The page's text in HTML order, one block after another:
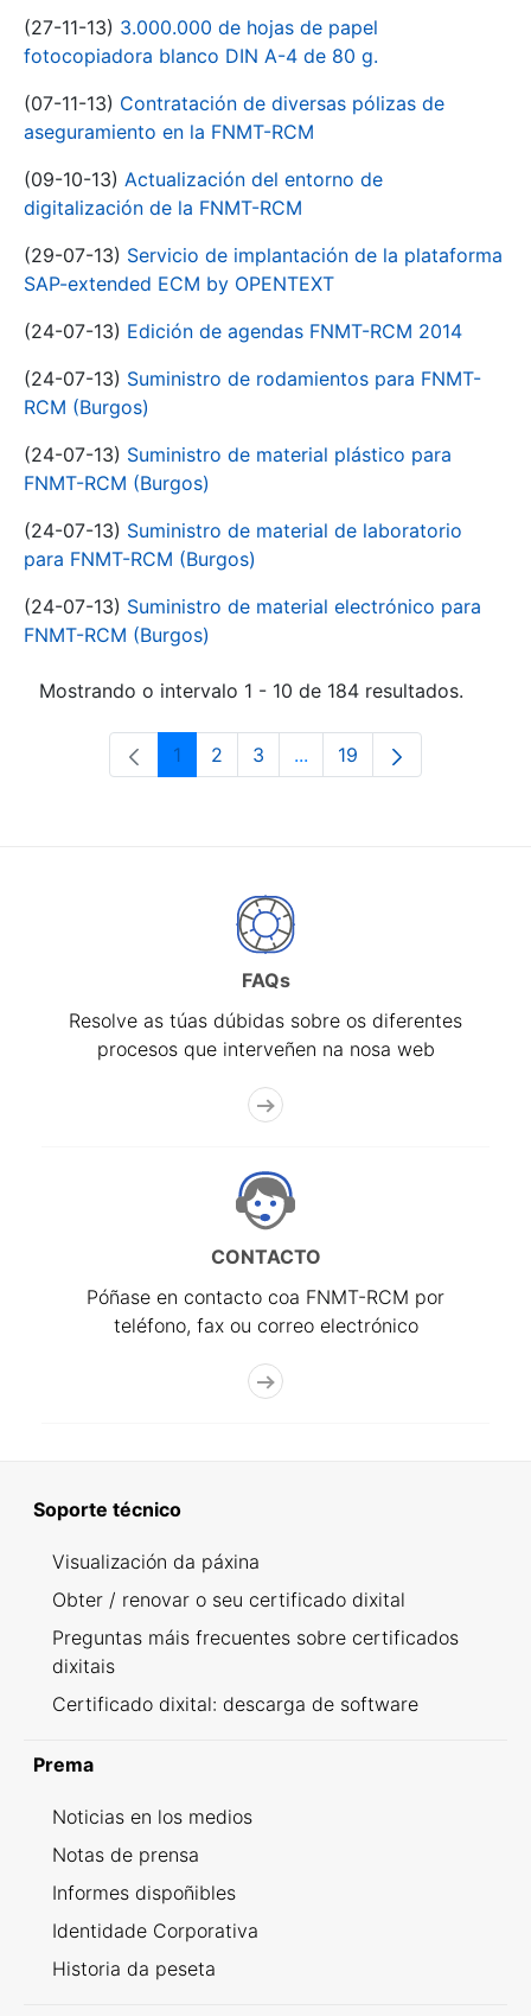
(27-11-13) 3.000.000 de hojas de papel
fotocopiadora blanco DIN A-4 de 80 g.
(07-11-13) Contratación de diversas pólizas de
aseguramiento en la FNMT-RCM
(09-10-13) Actualización del entorno de
digitalización de la FNMT-RCM
(29-07-13) Servicio de implantación de la plataforma
SAP-extended ECM by OPENTEXT
(24-07-13) Edición de agendas FNMT-RCM 2014
(24-07-13) Suministro de rodamientos para FNMT-
RCM (Burgos)
(24-07-13) Suministro de material plástico para
FNMT-RCM (Burgos)
(24-07-13) Suministro de material de laboratorio
para FNMT-RCM (Burgos)
(24-07-13) Suministro de material electrónico para
FNMT-RCM (Burgos)
Mostrando o intervalo 1 - 10 de 184 resultados.
Páxina
1 Páxina
2 Páxina
3 ...Páxinas intermedias Use
Páxina
19
FAQs
Resolve as túas dúbidas sobre os diferentes
procesos que interveñen na nosa web
CONTACTO
Póñase en contacto coa FNMT-RCM por
teléfono, fax ou correo electrónico
Soporte técnico
Visualización da páxina
Obter / renovar o seu certificado dixital
Preguntas máis frecuentes sobre certificados
dixitais
Certificado dixital: descarga de software
Prema
Noticias en los medios
Notas de prensa
Informes dispoñibles
Identidade Corporativa
Historia da peseta